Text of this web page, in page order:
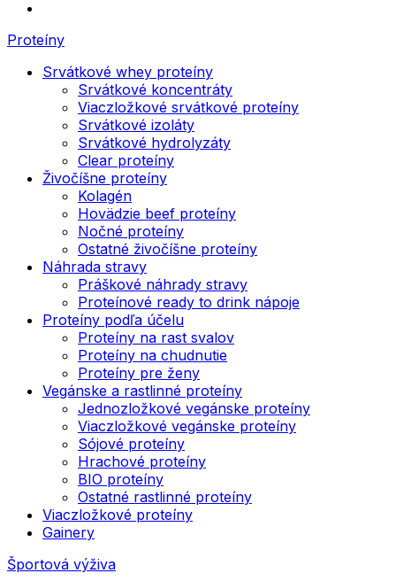
Proteíny
Srvátkové whey proteíny
Srvátkové koncentráty
Viaczložkové srvátkové proteíny
Srvátkové izoláty
Srvátkové hydrolyzáty
Clear proteíny
Živočíšne proteíny
Kolagén
Hovädzie beef proteíny
Nočné proteíny
Ostatné živočíšne proteíny
Náhrada stravy
Práškové náhrady stravy
Proteínové ready to drink nápoje
Proteíny podľa účelu
Proteíny na rast svalov
Proteíny na chudnutie
Proteíny pre ženy
Vegánske a rastlinné proteíny
Jednozložkové vegánske proteíny
Viaczložkové vegánske proteíny
Sójové proteíny
Hrachové proteíny
BIO proteíny
Ostatné rastlinné proteíny
Viaczložkové proteíny
Gainery
Športová výživa